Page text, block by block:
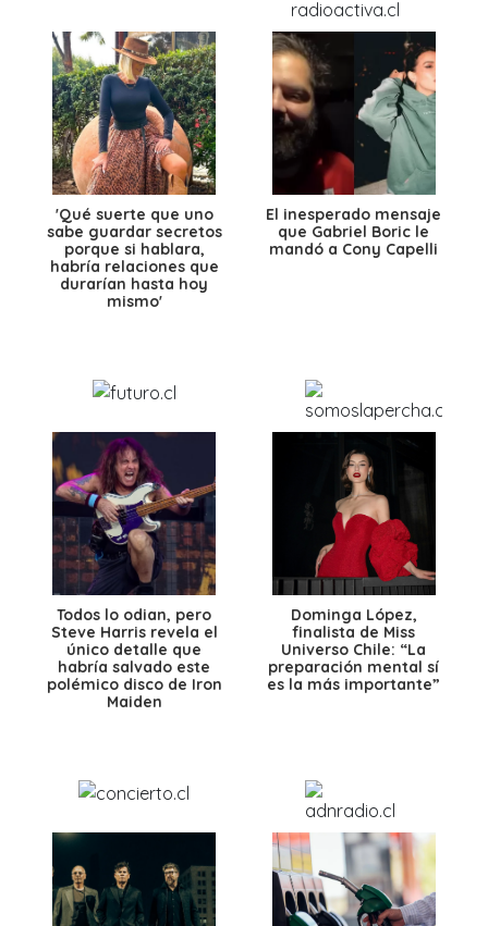
'Qué suerte que uno
sabe guardar secretos
porque si hablara,
habría relaciones que
durarían hasta hoy
mismo'
El inesperado mensaje
que Gabriel Boric le
mandó a Cony Capelli
Todos lo odian, pero
Steve Harris revela el
único detalle que
habría salvado este
polémico disco de Iron
Maiden
Dominga López,
finalista de Miss
Universo Chile: “La
preparación mental sí
es la más importante”